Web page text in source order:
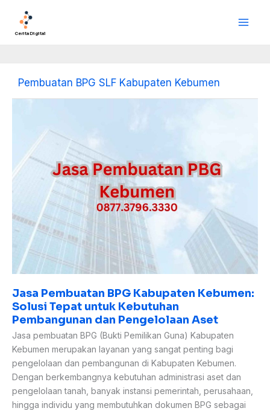
kontenCerita Digital
Pembuatan BPG SLF Kabupaten Kebumen
Jasa Pembuatan BPG Kabupaten Kebumen:
Solusi Tepat untuk Kebutuhan
Pembangunan dan Pengelolaan Aset
Jasa pembuatan BPG (Bukti Pemilikan Guna) Kabupaten
Kebumen merupakan layanan yang sangat penting bagi
pengelolaan dan pembangunan di Kabupaten Kebumen.
Dengan berkembangnya kebutuhan administrasi aset dan
pengelolaan tanah, banyak instansi pemerintah, perusahaan,
hingga individu yang membutuhkan dokumen BPG sebagai
Kebumen:
Solusi
Kebutuhan
Pembangunan
Pengelolaan
Aset